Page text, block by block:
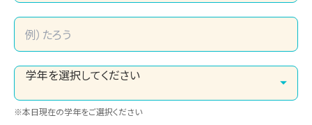
※本日現在の学年をご選択ください